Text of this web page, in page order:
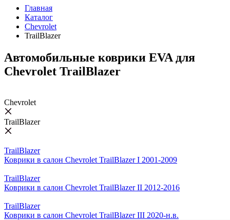
Главная
Каталог
Chevrolet
TrailBlazer
Автомобильные коврики EVA для
Chevrolet TrailBlazer
Chevrolet
TrailBlazer
TrailBlazer
Коврики в салон Chevrolet TrailBlazer I 2001-2009
TrailBlazer
Коврики в салон Chevrolet TrailBlazer II 2012-2016
TrailBlazer
Коврики в салон Chevrolet TrailBlazer III 2020-н.в.